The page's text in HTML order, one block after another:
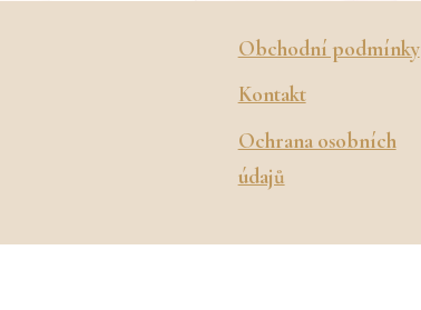
Obchodní podmínky
Kontakt
Ochrana osobních
údajů